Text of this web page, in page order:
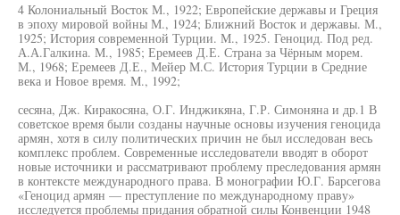
4 Колониальный Восток М., 1922; Европейские державы и Греция
в эпоху мировой войны М., 1924; Ближний Восток и державы. М.,
1925; История современной Турции. М., 1925. Геноцид. Под ред.
А.А.Галкина. М., 1985; Еремеев Д.Е. Страна за Чёрным морем.
М., 1968; Еремеев Д.Е., Мейер М.С. История Турции в Средние
века и Новое время. М., 1992;
сесяна, Дж. Киракосяна, О.Г. Инджикяна, Г.Р. Симоняна и др.1 В
советское время были созданы научные основы изучения геноцида
армян, хотя в силу политических причин не был исследован весь
комплекс проблем. Современные исследователи вводят в оборот
новые источники и рассматривают проблему преследования армян
в контексте международного права. В монографии Ю.Г. Барсегова
«Геноцид армян — преступление по международному праву»
исследуется проблемы придания обратной силы Конвенции 1948